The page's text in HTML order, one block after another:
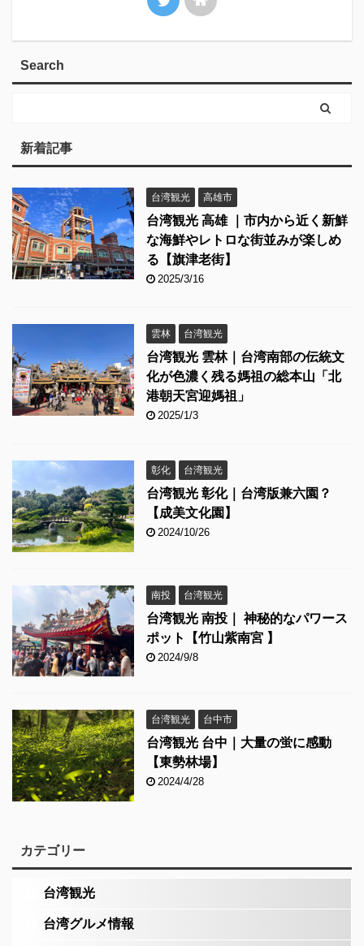
Search
新着記事
台湾観光 高雄市
台湾観光 高雄 ｜市内から近く新鮮
な海鮮やレトロな街並みが楽しめ
る【旗津老街】
2025/3/16
雲林 台湾観光
台湾観光 雲林｜台湾南部の伝統文
化が色濃く残る媽祖の総本山「北
港朝天宮迎媽祖」
2025/1/3
彰化 台湾観光
台湾観光 彰化｜台湾版兼六園？
【成美文化園】
2024/10/26
南投 台湾観光
台湾観光 南投｜ 神秘的なパワース
ポット【竹山紫南宮 】
2024/9/8
台湾観光 台中市
台湾観光 台中｜大量の蛍に感動
【東勢林場】
2024/4/28
カテゴリー
台湾観光
台湾グルメ情報